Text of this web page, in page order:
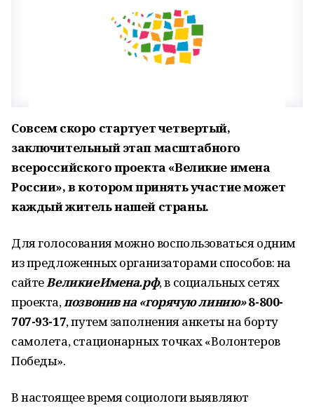
Совсем скоро стартует четвертый,
заключительный этап масштабного
всероссийского проекта «Великие имена
России», в котором принять участие может
каждый житель нашей страны.
Для голосования можно воспользоваться одним
из предложенных организаторами способов: на
сайтеВеликиеИмена.рф, в социальных сетях
проекта,позвонив на «горячую линию»8-800-
707-93-17, путем заполнения анкеты на борту
самолета, стационарных точках «Волонтеров
Победы».
В настоящее время социологи выявляют